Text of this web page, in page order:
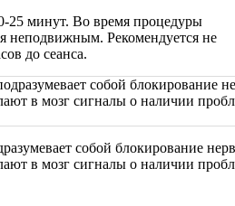
25 минут. Во время процедуры
неподвижным. Рекомендуется не
до сеанса.
собой блокирование
в мозг сигналы о наличии